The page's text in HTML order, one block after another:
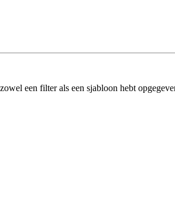
een filter als een sjabloon hebt